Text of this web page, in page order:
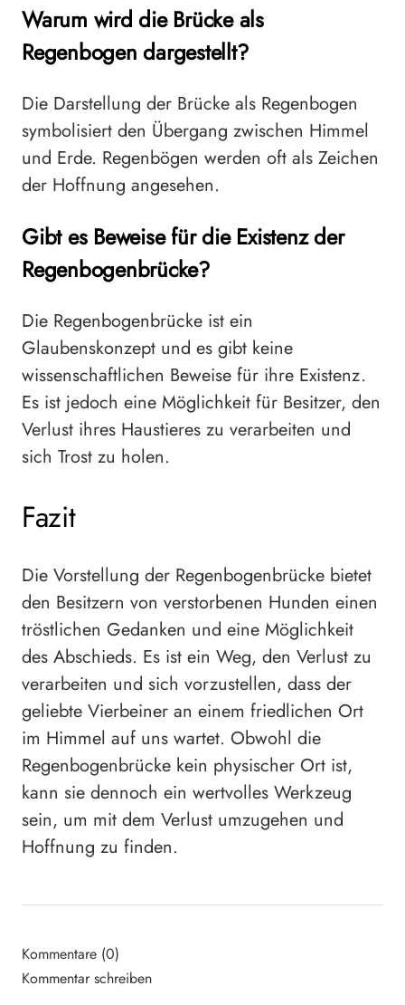
Warum wird die Brücke als
Regenbogen dargestellt?
Die Darstellung der Brücke als Regenbogen
symbolisiert den Übergang zwischen Himmel
und Erde. Regenbögen werden oft als Zeichen
der Hoffnung angesehen.
Gibt es Beweise für die Existenz der
Regenbogenbrücke?
Die Regenbogenbrücke ist ein
Glaubenskonzept und es gibt keine
wissenschaftlichen Beweise für ihre Existenz.
Es ist jedoch eine Möglichkeit für Besitzer, den
Verlust ihres Haustieres zu verarbeiten und
sich Trost zu holen.
Fazit
Die Vorstellung der Regenbogenbrücke bietet
den Besitzern von verstorbenen Hunden einen
tröstlichen Gedanken und eine Möglichkeit
des Abschieds. Es ist ein Weg, den Verlust zu
verarbeiten und sich vorzustellen, dass der
geliebte Vierbeiner an einem friedlichen Ort
im Himmel auf uns wartet. Obwohl die
Regenbogenbrücke kein physischer Ort ist,
kann sie dennoch ein wertvolles Werkzeug
sein, um mit dem Verlust umzugehen und
Hoffnung zu finden.
Kommentare (0)
Kommentar schreiben